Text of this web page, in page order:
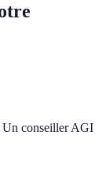
Un conseiller AGI